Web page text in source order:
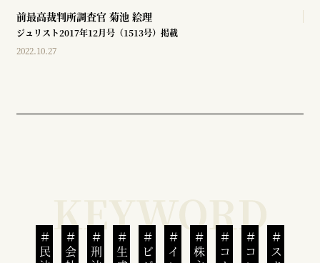
前最高裁判所調査官 菊池 絵理
ジュリスト2017年12月号（1513号）掲載
2022.10.27